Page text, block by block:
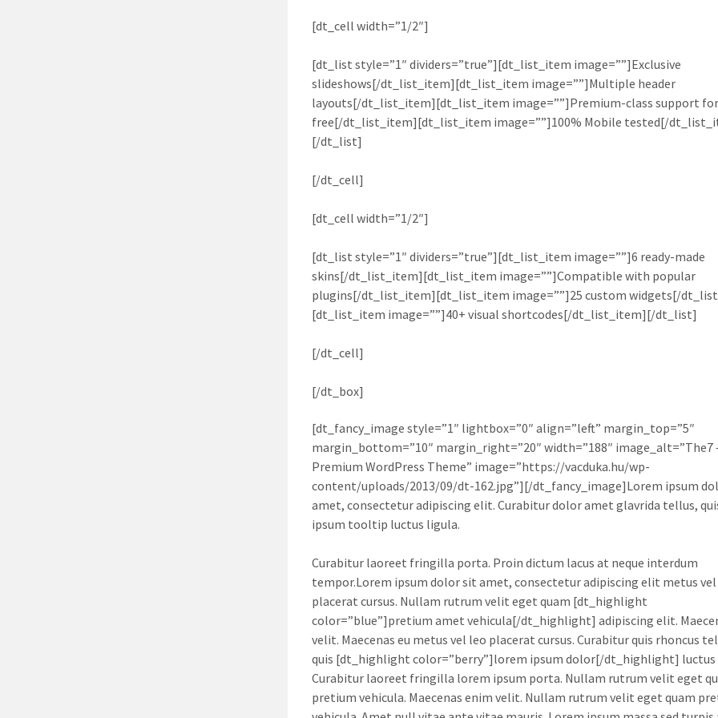
[dt_cell width=”1/2″]
[dt_list style=”1″ dividers=”true”][dt_list_item image=””]Exclusive
slideshows[/dt_list_item][dt_list_item image=””]Multiple header
layouts[/dt_list_item][dt_list_item image=””]Premium-class support for
free[/dt_list_item][dt_list_item image=””]100% Mobile tested[/
[/dt_list]
[/dt_cell]
[dt_cell width=”1/2″]
[dt_list style=”1″ dividers=”true”][dt_list_item image=””]6 ready-made
skins[/dt_list_item][dt_list_item image=””]Compatible with popular
plugins[/dt_list_item][dt_list_item image=””]25 custom widgets[/
[dt_list_item image=””]40+ visual shortcodes[/dt_list_item][/dt_list]
[/dt_cell]
[/dt_box]
[dt_fancy_image style=”1″ lightbox=”0″ align=”left” margin_top=”5″
margin_bottom=”10″ margin_right=”20″ width=”188″ image_alt=”The7
Premium WordPress Theme” image=”https://vacduka.hu/wp-
content/uploads/2013/09/dt-162.jpg”][/dt_fancy_image]Lorem ipsum
amet, consectetur adipiscing elit. Curabitur dolor amet glavrida tellus,
ipsum tooltip luctus ligula.
Curabitur laoreet fringilla porta. Proin dictum lacus at neque interdum
tempor.Lorem ipsum dolor sit amet, consectetur adipiscing elit metus
placerat cursus. Nullam rutrum velit eget quam [dt_highlight
color=”blue”]pretium amet vehicula[/dt_highlight] adipiscing elit.
velit. Maecenas eu metus vel leo placerat cursus. Curabitur quis rhoncus
quis [dt_highlight color=”berry”]lorem ipsum dolor[/dt_highlight] luctus
Curabitur laoreet fringilla lorem ipsum porta. Nullam rutrum velit eget
pretium vehicula. Maecenas enim velit. Nullam rutrum velit eget quam